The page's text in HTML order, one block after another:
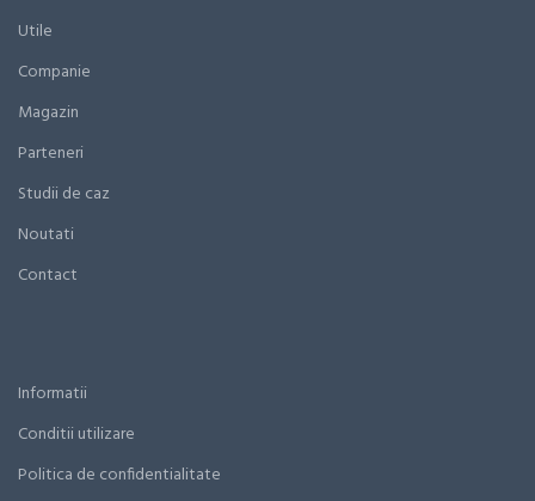
Utile
Companie
Magazin
Parteneri
Studii de caz
Noutati
Contact
Informatii
Conditii utilizare
Politica de confidentialitate